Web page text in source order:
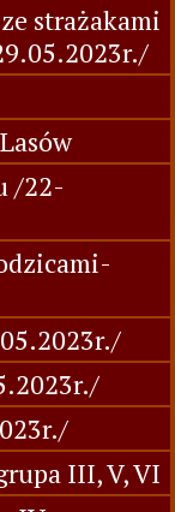
strażakami
/22-
III, V, VI